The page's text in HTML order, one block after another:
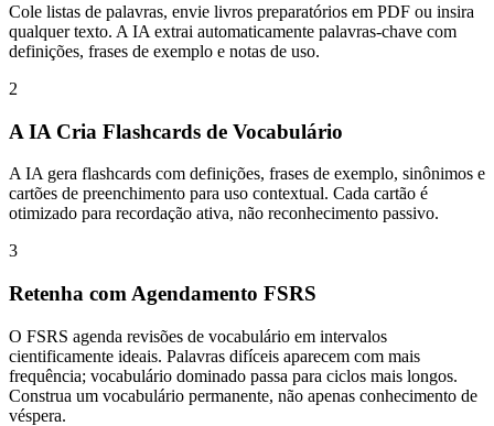
Cole listas de palavras, envie livros preparatórios em PDF ou insira
qualquer texto. A IA extrai automaticamente palavras-chave com
definições, frases de exemplo e notas de uso.
2
A IA Cria Flashcards de Vocabulário
A IA gera flashcards com definições, frases de exemplo, sinônimos e
cartões de preenchimento para uso contextual. Cada cartão é
otimizado para recordação ativa, não reconhecimento passivo.
3
Retenha com Agendamento FSRS
O FSRS agenda revisões de vocabulário em intervalos
cientificamente ideais. Palavras difíceis aparecem com mais
frequência; vocabulário dominado passa para ciclos mais longos.
Construa um vocabulário permanente, não apenas conhecimento de
véspera.